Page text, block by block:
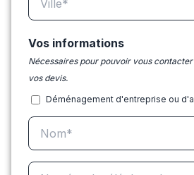
Vos informations
Nécessaires pour pouvoir vous
vos devis.
Déménagement d'entreprise ou